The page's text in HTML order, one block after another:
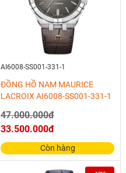
AI6008-SS001-331-1
ĐỒNG HỒ NAM MAURICE
LACROIX AI6008-SS001-331-1
47.000.000đ
33.500.000đ
Còn hàng